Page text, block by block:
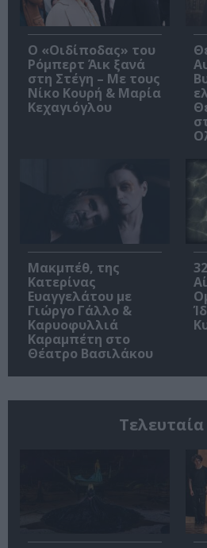
O «Οιδίποδας» του
Ρόμπερτ Άικ ξανά
στη Στέγη – Με τους
Νίκο Κουρή & Μαρία
Κεχαγιόγλου
Μακμπέθ, της
Κατερίνας
Ευαγγελάτου με
Γιώργο Γάλλο &
Καρυοφυλλιά
Καραμπέτη στο
Θέατρο Βασιλάκου